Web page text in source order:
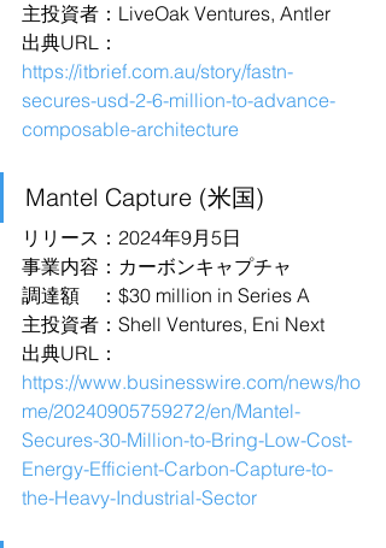
主投資者：LiveOak Ventures, Antler
出典URL：
https://itbrief.com.au/story/fastn-
secures-usd-2-6-million-to-advance-
composable-architecture
Mantel Capture (米国)
リリース：2024年9月5日
事業内容：カーボンキャプチャ
調達額　：$30 million in Series A
主投資者：Shell Ventures, Eni Next
出典URL：
https://www.businesswire.com/news/ho
me/20240905759272/en/Mantel-
Secures-30-Million-to-Bring-Low-Cost-
Energy-Efficient-Carbon-Capture-to-
the-Heavy-Industrial-Sector